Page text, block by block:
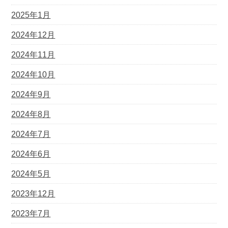
2025年1月
2024年12月
2024年11月
2024年10月
2024年9月
2024年8月
2024年7月
2024年6月
2024年5月
2023年12月
2023年7月